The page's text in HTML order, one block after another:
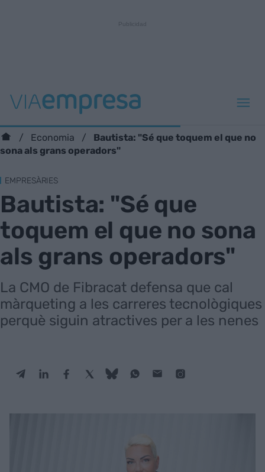
Economia
Bautista: "Sé que toquem el que no
sona als grans operadors"
EMPRESÀRIES
Bautista: "Sé que
toquem el que no sona
als grans operadors"
La CMO de Fibracat defensa que cal
màrqueting a les carreres tecnològiques
perquè siguin atractives per a les nenes